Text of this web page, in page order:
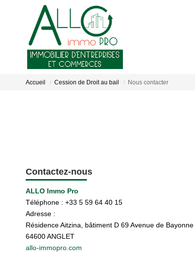
Accueil Cession de Droit au bail Nous contacter
Contactez-nous
ALLO Immo Pro
Téléphone : +33 5 59 64 40 15
Adresse :
Résidence Aitzina, bâtiment D 69 Avenue de Bayonne
64600ANGLET
allo-immopro.com